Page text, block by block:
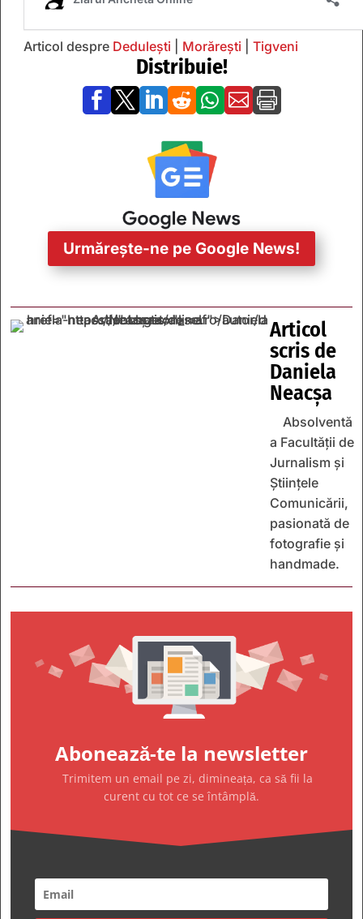
Articol despre Dedulești Morărești Tigveni
Distribuie!
      
Urmărește-ne pe Google News!
Articol
scris de
Daniela
Neacșa
Absolventă
a Facultății de
Jurnalism și
Științele
Comunicării,
pasionată de
fotografie și
handmade.
Abonează-te la newsletter
Trimitem un email pe zi, dimineața, ca să fii la
curent cu tot ce se întâmplă.